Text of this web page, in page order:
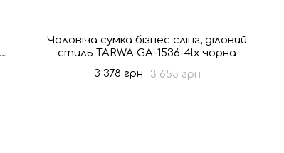
Чоловіча сумка бізнес слінг, діловий
стиль TARWA GA-1536-4lx чорна
3 655 грн
3 378 грн